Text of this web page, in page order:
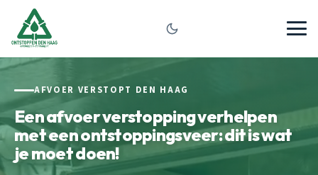
AFVOER VERSTOPT DEN HAAG
Een afvoer verstopping verhelpen
met een ontstoppingsveer: dit is wat
je moet doen!